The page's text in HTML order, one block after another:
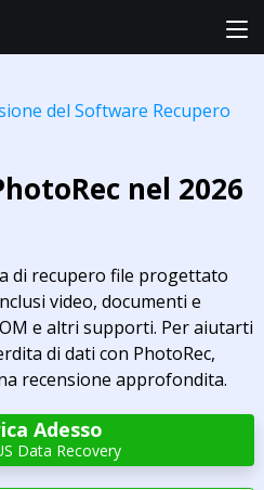
del Software Recupero
nel 2026
di recupero file progettato
video, documenti e
e altri supporti. Per aiutarti
di dati con PhotoRec,
recensione approfondita.
Adesso
Data Recovery